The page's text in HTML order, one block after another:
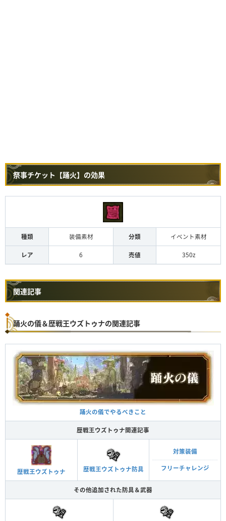
祭事チケット【踊火】の効果
種類 装備素材 分類 イベント素材
レア 6 売値 350z
関連記事
踊火の儀＆歴戦王ウズトゥナの関連記事
踊火の儀でやるべきこと
歴戦王ウズトゥナ関連記事
歴戦王ウズトゥナ 歴戦王ウズトゥナ防具
対策装備
フリーチャレンジ
その他追加された防具＆武器